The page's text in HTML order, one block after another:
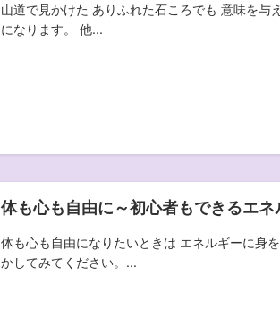
山道で見かけた ありふれた石ころでも 意味を与
になります。 他...
体も心も自由に～初心者もできるエネ
体も心も自由になりたいときは エネルギーに身
かしてみてください。...